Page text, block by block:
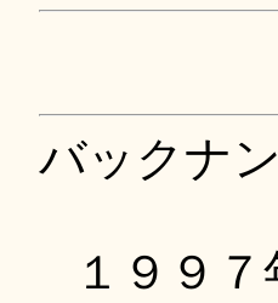
バックナ
１９９